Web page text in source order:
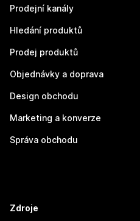
Prodejní kanály
Hledání produktů
Prodej produktů
Objednávky a doprava
Design obchodu
Marketing a konverze
Správa obchodu
Zdroje